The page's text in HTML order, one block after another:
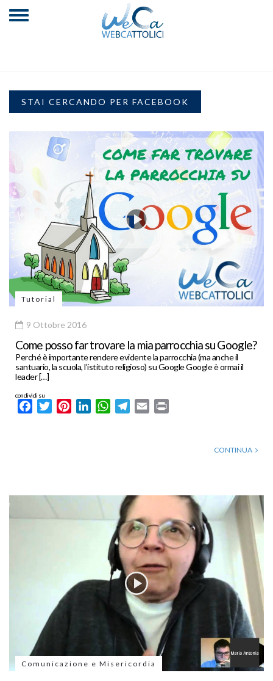
STAI CERCANDO PER FACEBOOK
Tutorial
9 Ottobre 2016
Come posso far trovare la mia parrocchia su Google?
Perché è importante rendere evidente la parrocchia (ma anche il
santuario, la scuola, l’istituto religioso) su Google Google è ormai il
leader […]
condividi su
FacebookTwitterPinterestLinkedInWhatsApp
Telegram
Email
CONTINUA
Comunicazione e Misericordia